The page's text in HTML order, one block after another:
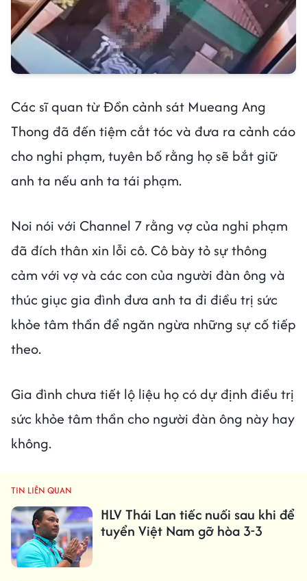
Các sĩ quan từ Đồn cảnh sát Mueang Ang
Thong đã đến tiệm cắt tóc và đưa ra cảnh cáo
cho nghi phạm, tuyên bố rằng họ sẽ bắt giữ
anh ta nếu anh ta tái phạm.
Noi nói với Channel 7 rằng vợ của nghi phạm
đã đích thân xin lỗi cô. Cô bày tỏ sự thông
cảm với vợ và các con của người đàn ông và
thúc giục gia đình đưa anh ta đi điều trị sức
khỏe tâm thần để ngăn ngừa những sự cố tiếp
theo.
Gia đình chưa tiết lộ liệu họ có dự định điều trị
sức khỏe tâm thần cho người đàn ông này hay
không.
TIN LIÊN QUAN
HLV Thái Lan tiếc nuối sau khi để
tuyển Việt Nam gỡ hòa 3-3